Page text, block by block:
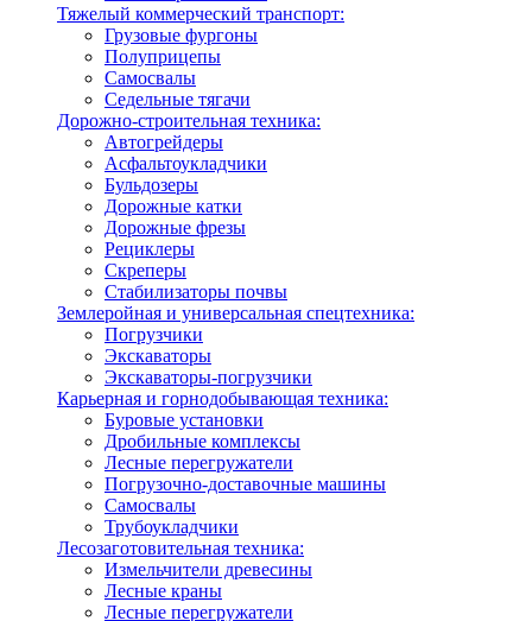
Тяжелый коммерческий транспорт:
Грузовые фургоны
Полуприцепы
Самосвалы
Седельные тягачи
Дорожно-строительная техника:
Автогрейдеры
Асфальтоукладчики
Бульдозеры
Дорожные катки
Дорожные фрезы
Рециклеры
Скреперы
Стабилизаторы почвы
Землеройная и универсальная спецтехника:
Погрузчики
Экскаваторы
Экскаваторы-погрузчики
Карьерная и горнодобывающая техника:
Буровые установки
Дробильные комплексы
Лесные перегружатели
Погрузочно-доставочные машины
Самосвалы
Трубоукладчики
Лесозаготовительная техника:
Измельчители древесины
Лесные краны
Лесные перегружатели